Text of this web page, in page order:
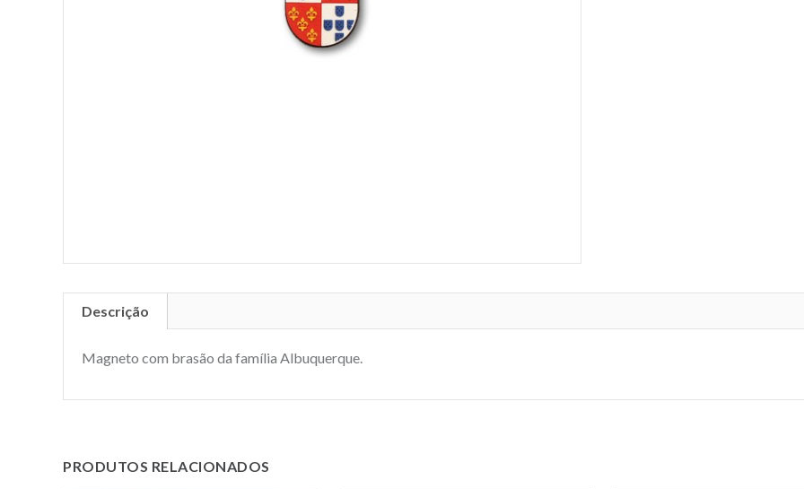
Descrição
Magneto com brasão da família Albuquerque.
PRODUTOS RELACIONADOS